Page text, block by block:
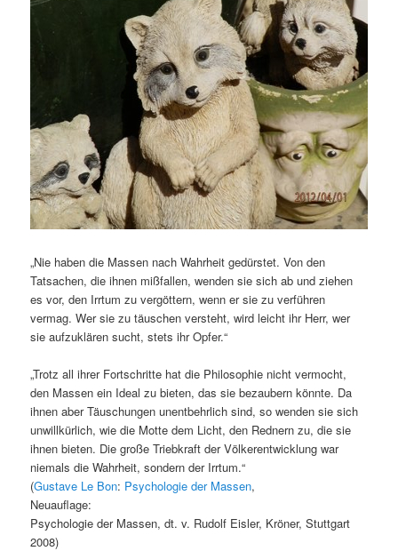
„Nie haben die Massen nach Wahrheit gedürstet. Von den
Tatsachen, die ihnen mißfallen, wenden sie sich ab und ziehen
es vor, den Irrtum zu vergöttern, wenn er sie zu verführen
vermag. Wer sie zu täuschen versteht, wird leicht ihr Herr, wer
sie aufzuklären sucht, stets ihr Opfer.“
„Trotz all ihrer Fortschritte hat die Philosophie nicht vermocht,
den Massen ein Ideal zu bieten, das sie bezaubern könnte. Da
ihnen aber Täuschungen unentbehrlich sind, so wenden sie sich
unwillkürlich, wie die Motte dem Licht, den Rednern zu, die sie
ihnen bieten. Die große Triebkraft der Völkerentwicklung war
niemals die Wahrheit, sondern der Irrtum.“
(Gustave Le Bon: Psychologie der Massen,
Neuauflage:
Psychologie der Massen, dt. v. Rudolf Eisler, Kröner, Stuttgart
2008)